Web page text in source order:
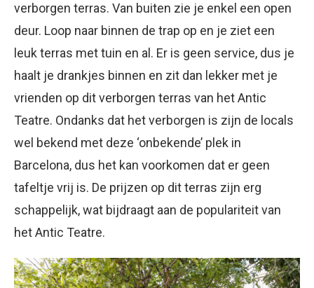
verborgen terras. Van buiten zie je enkel een open
deur. Loop naar binnen de trap op en je ziet een
leuk terras met tuin en al. Er is geen service, dus je
haalt je drankjes binnen en zit dan lekker met je
vrienden op dit verborgen terras van het Antic
Teatre. Ondanks dat het verborgen is zijn de locals
wel bekend met deze ‘onbekende’ plek in
Barcelona, dus het kan voorkomen dat er geen
tafeltje vrij is. De prijzen op dit terras zijn erg
schappelijk, wat bijdraagt aan de populariteit van
het Antic Teatre.